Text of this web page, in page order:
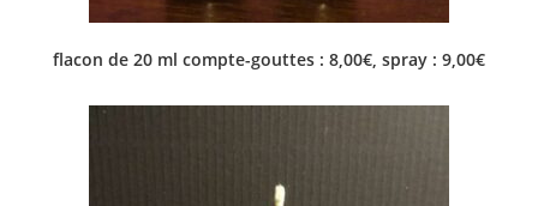
flacon de 20 ml compte-gouttes : 8,00€, spray : 9,00€